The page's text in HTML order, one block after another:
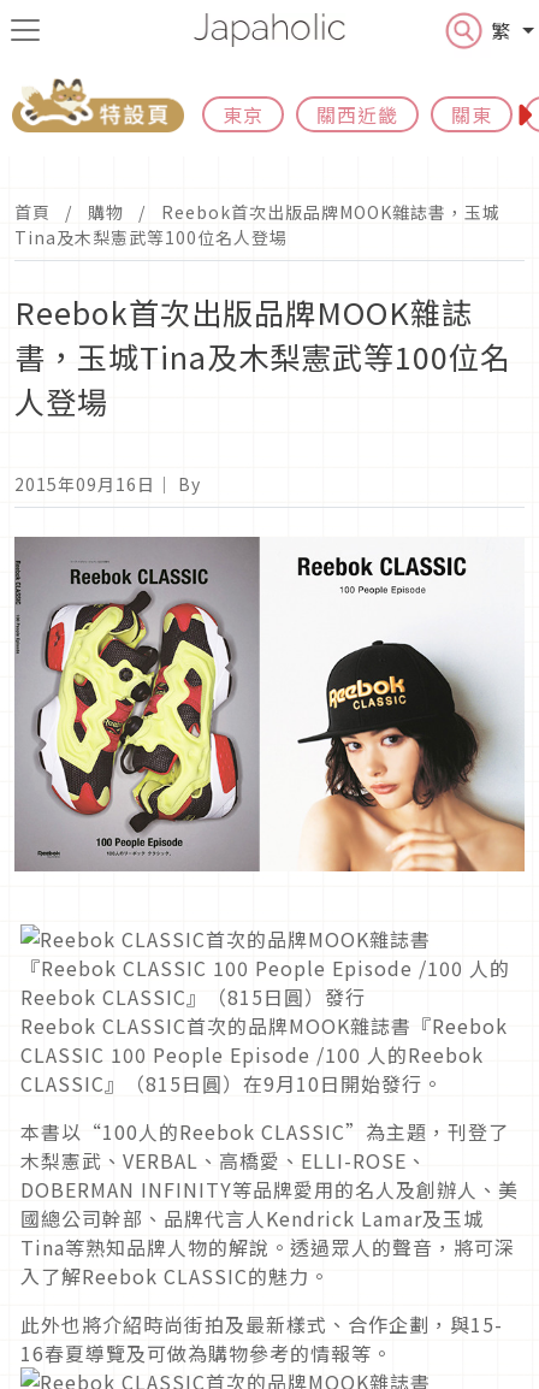
繁
東京 關西近畿 關東
首頁 購物
Reebok首次出版品牌MOOK雜誌書，玉城
Tina及木梨憲武等100位名人登場
Reebok首次出版品牌MOOK雜誌
書，玉城Tina及木梨憲武等100位名
人登場
2015年09月16日 ｜ By
Reebok CLASSIC首次的品牌MOOK雜誌書『Reebok
CLASSIC 100 People Episode /100 人的Reebok
CLASSIC』（815日圓）在9月10日開始發行。
本書以“100人的Reebok CLASSIC”為主題，刊登了
木梨憲武、VERBAL、高橋愛、ELLI-ROSE、
DOBERMAN INFINITY等品牌愛用的名人及創辦人、美
國總公司幹部、品牌代言人Kendrick Lamar及玉城
Tina等熟知品牌人物的解說。透過眾人的聲音，將可深
入了解Reebok CLASSIC的魅力。
此外也將介紹時尚街拍及最新樣式、合作企劃，與15-
16春夏導覽及可做為購物參考的情報等。